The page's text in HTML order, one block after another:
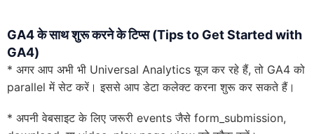
GA4 के साथ शुरू करने के टिप्स (Tips to Get Started with
GA4)
* अगर आप अभी भी Universal Analytics यूज कर रहे हैं, तो GA4 को
parallel में सेट करें। इससे आप डेटा कलेक्ट करना शुरू कर सकते हैं।
* अपनी वेबसाइट के लिए जरूरी events जैसे form_submission,